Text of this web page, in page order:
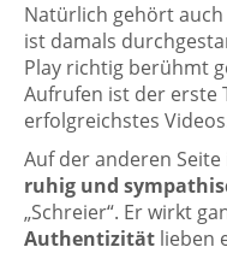
Natürlich gehört
ist damals
Play richtig berühmt
Aufrufen ist der erste
erfolgreichstes
Auf der anderen
ruhig und
„Schreier“. Er wirkt
Authentizität lieben